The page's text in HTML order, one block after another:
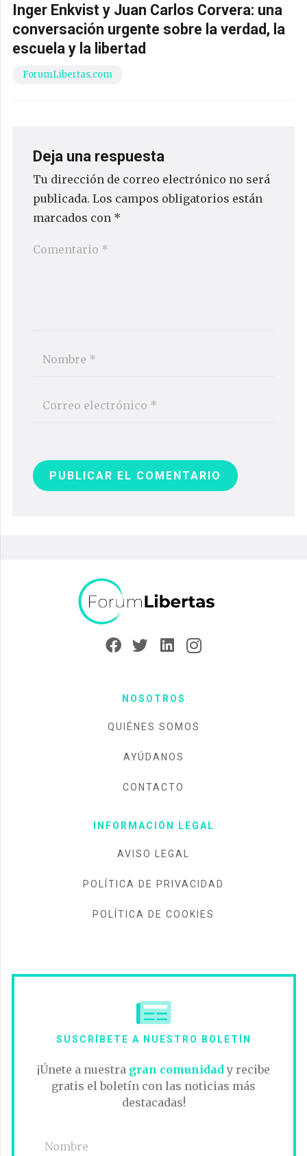
Inger Enkvist y Juan Carlos Corvera: una
conversación urgente sobre la verdad, la
escuela y la libertad
ForumLibertas.com
Deja una respuesta
Tu dirección de correo electrónico no será
publicada. Los campos obligatorios están
marcados con *
PUBLICAR EL COMENTARIO
NOSOTROS
QUIÉNES SOMOS
AYÚDANOS
CONTACTO
INFORMACIÓN LEGAL
AVISO LEGAL
POLÍTICA DE PRIVACIDAD
POLÍTICA DE COOKIES
SUSCRÍBETE A NUESTRO BOLETÍN
¡Únete a nuestra gran comunidady recibe
gratis el boletín con las noticias más
destacadas!